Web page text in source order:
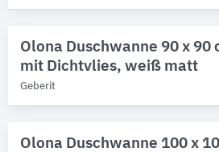
Produktkategorie
Duschboden-Elemente
Bitte auswählen
Olona Duschwanne 90 x 90
mit Dichtvlies, weiß matt
Geberit
Olona Duschwanne 100 x